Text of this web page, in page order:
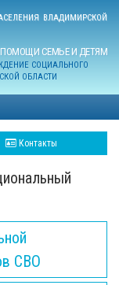
ВЛАДИМИРСКОЙ
СЕМЬЕ И ДЕТЯМ
СОЦИАЛЬНОГО
ОБЛАСТИ
Контакты
СВО